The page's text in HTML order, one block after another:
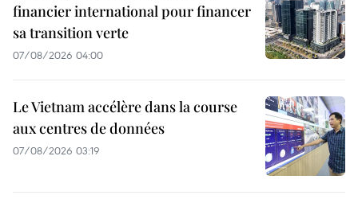
financier international pour financer
sa transition verte
07/08/2026 04:00
Le Vietnam accélère dans la course
aux centres de données
07/08/2026 03:19